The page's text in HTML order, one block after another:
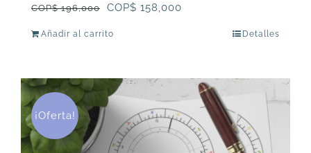
COP$196,000
El
COP$
196,000.
COP$ 158,000
COP$
158,000.
Añadir al carrito Detalles
¡Oferta!